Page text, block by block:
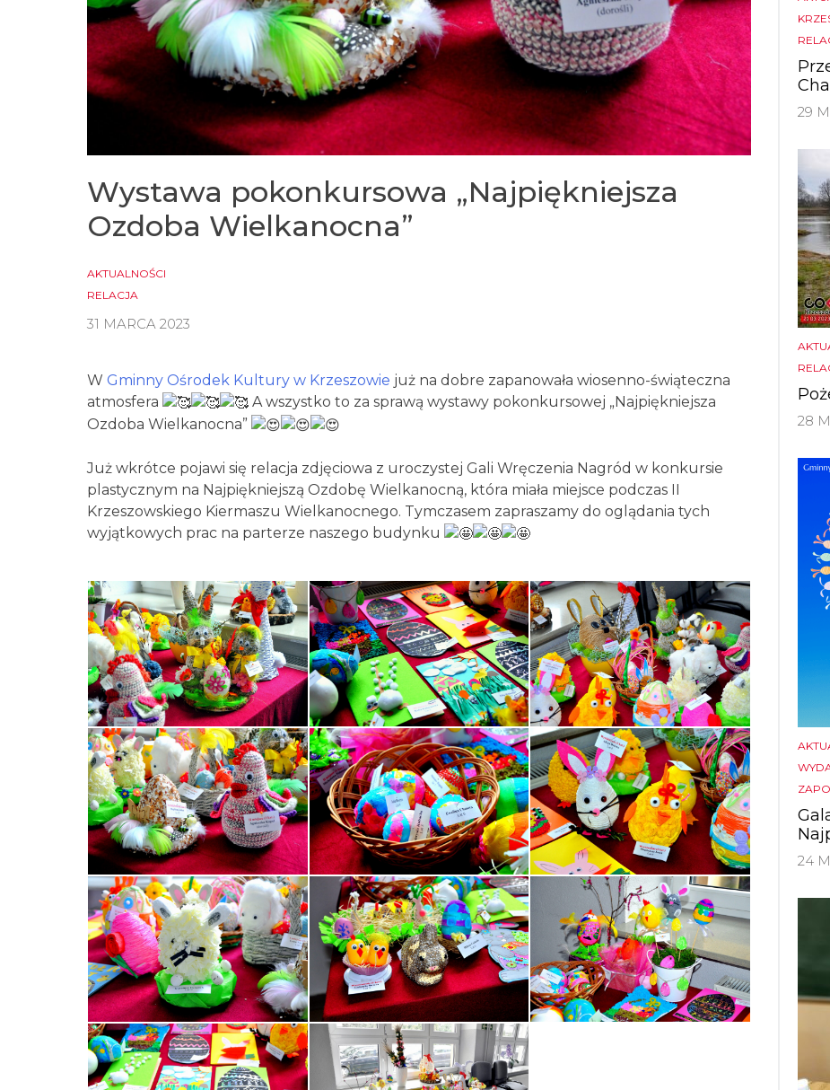
Wystawa pokonkursowa „Najpiękniejsza
Ozdoba Wielkanocna”
AKTUALNOŚCI
RELACJA
31 MARCA 2023
W Gminny Ośrodek Kultury w Krzeszowie już na dobre zapanowała wiosenno-świąteczna
atmosfera
A wszystko to za sprawą wystawy pokonkursowej „Najpiękniejsza
Ozdoba Wielkanocna”
Już wkrótce pojawi się relacja zdjęciowa z uroczystej Gali Wręczenia Nagród w konkursie
plastycznym na Najpiękniejszą Ozdobę Wielkanocną, która miała miejsce podczas II
Krzeszowskiego Kiermaszu Wielkanocnego. Tymczasem zapraszamy do oglądania tych
wyjątkowych prac na parterze naszego budynku
29
28
24